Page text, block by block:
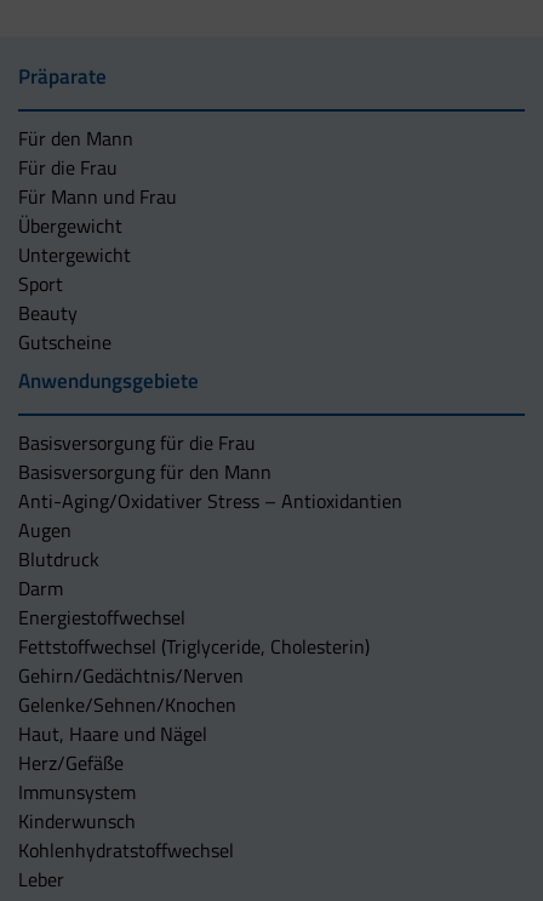
Präparate
Für den Mann
Für die Frau
Für Mann und Frau
Übergewicht
Untergewicht
Sport
Beauty
Gutscheine
Anwendungsgebiete
Basisversorgung für die Frau
Basisversorgung für den Mann
Anti-Aging/Oxidativer Stress – Antioxidantien
Augen
Blutdruck
Darm
Energiestoffwechsel
Fettstoffwechsel (Triglyceride, Cholesterin)
Gehirn/Gedächtnis/Nerven
Gelenke/Sehnen/Knochen
Haut, Haare und Nägel
Herz/Gefäße
Immunsystem
Kinderwunsch
Kohlenhydratstoffwechsel
Leber